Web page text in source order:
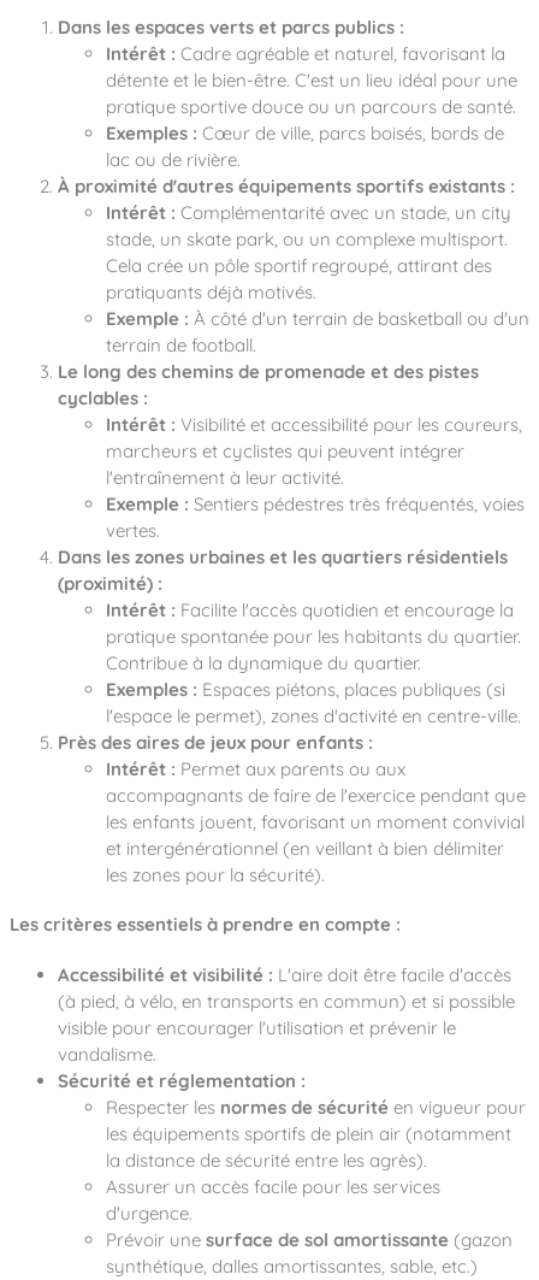
Dans les espaces verts et parcs publics :
Intérêt : Cadre agréable et naturel, favorisant la
détente et le bien-être. C'est un lieu idéal pour une
pratique sportive douce ou un parcours de santé.
Exemples : Cœur de ville, parcs boisés, bords de
lac ou de rivière.
À proximité d'autres équipements sportifs existants :
Intérêt : Complémentarité avec un stade, un city
stade, un skate park, ou un complexe multisport.
Cela crée un pôle sportif regroupé, attirant des
pratiquants déjà motivés.
Exemple : À côté d'un terrain de basketball ou d'un
terrain de football.
Le long des chemins de promenade et des pistes
cyclables :
Intérêt : Visibilité et accessibilité pour les coureurs,
marcheurs et cyclistes qui peuvent intégrer
l'entraînement à leur activité.
Exemple : Sentiers pédestres très fréquentés, voies
vertes.
Dans les zones urbaines et les quartiers résidentiels
(proximité) :
Intérêt : Facilite l'accès quotidien et encourage la
pratique spontanée pour les habitants du quartier.
Contribue à la dynamique du quartier.
Exemples : Espaces piétons, places publiques (si
l'espace le permet), zones d'activité en centre-ville.
Près des aires de jeux pour enfants :
Intérêt : Permet aux parents ou aux
accompagnants de faire de l'exercice pendant que
les enfants jouent, favorisant un moment convivial
et intergénérationnel (en veillant à bien délimiter
les zones pour la sécurité).
Les critères essentiels à prendre en compte :
Accessibilité et visibilité : L'aire doit être facile d'accès
(à pied, à vélo, en transports en commun) et si possible
visible pour encourager l'utilisation et prévenir le
vandalisme.
Sécurité et réglementation :
Respecter les normes de sécurité en vigueur pour
les équipements sportifs de plein air (notamment
la distance de sécurité entre les agrès).
Assurer un accès facile pour les services
d'urgence.
Prévoir une surface de sol amortissante (gazon
synthétique, dalles amortissantes, sable, etc.)